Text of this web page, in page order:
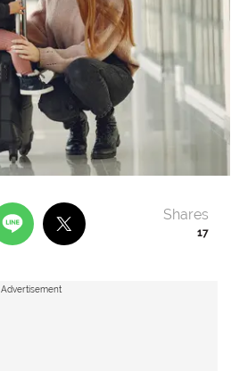
17
Shares
Advertisement